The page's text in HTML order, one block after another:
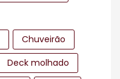
Chuveirão
Deck molhado